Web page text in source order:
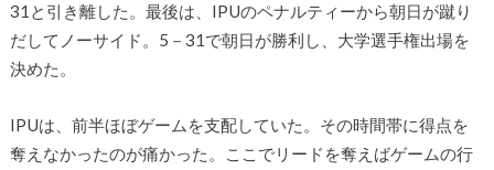
31と引き離した。最後は、IPUのペナルティーから朝日が蹴り
だしてノーサイド。5－31で朝日が勝利し、大学選手権出場を
決めた。
IPUは、前半ほぼゲームを支配していた。その時間帯に得点を
奪えなかったのが痛かった。ここでリードを奪えばゲームの行